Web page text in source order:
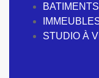
STUDIO À